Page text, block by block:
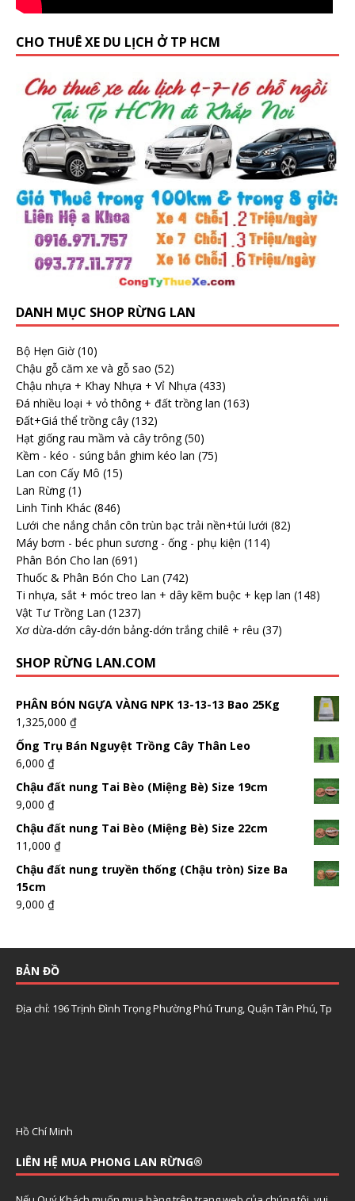
CHO THUÊ XE DU LỊCH Ở TP HCM
DANH MỤC SHOP RỪNG LAN
Bộ Hẹn Giờ (10)
Chậu gỗ căm xe và gỗ sao (52)
Chậu nhựa + Khay Nhựa + Vỉ Nhựa (433)
Đá nhiều loại + vỏ thông + đất trồng lan (163)
Đất+Giá thể trồng cây (132)
Hạt giống rau mầm và cây trông (50)
Kềm - kéo - súng bắn ghim kéo lan (75)
Lan con Cấy Mô (15)
Lan Rừng (1)
Linh Tinh Khác (846)
Lưới che nắng chắn côn trùn bạc trải nền+túi lưới (82)
Máy bơm - béc phun sương - ống - phụ kiện (114)
Phân Bón Cho lan (691)
Thuốc & Phân Bón Cho Lan (742)
Ti nhựa, sắt + móc treo lan + dây kẽm buộc + kẹp lan (148)
Vật Tư Trồng Lan (1237)
Xơ dừa-dớn cây-dớn bảng-dớn trắng chilê + rêu (37)
SHOP RỪNG LAN.COM
PHÂN BÓN NGỰA VÀNG NPK 13-13-13 Bao 25Kg
1,325,000 ₫
Ống Trụ Bán Nguyệt Trồng Cây Thân Leo
6,000 ₫
Chậu đất nung Tai Bèo (Miệng Bè) Size 19cm
9,000 ₫
Chậu đất nung Tai Bèo (Miệng Bè) Size 22cm
11,000 ₫
Chậu đất nung truyền thống (Chậu tròn) Size Ba
15cm
9,000 ₫
BẢN ĐỒ
Địa chỉ: 196 Trịnh Đình Trọng Phường Phú Trung, Quận Tân Phú, Tp
Hồ Chí Minh
LIÊN HỆ MUA PHONG LAN RỪNG®